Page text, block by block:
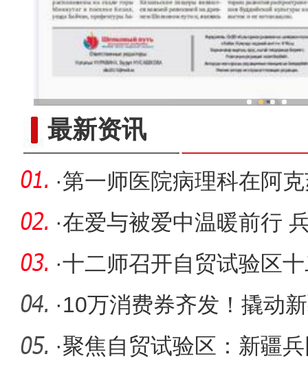
最新资讯
·第一师医院病理科在阿
瘤PD-L
·在爱与被爱中温暖前行
校里的民
·十二师召开自贸试验区
2次工作专
·10万消费券齐发！撬动
一”假
·聚焦自贸试验区：新疆